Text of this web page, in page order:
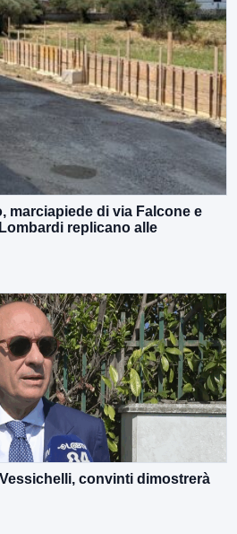
marciapiede di via Falcone e
replicano alle
convinti dimostrerà